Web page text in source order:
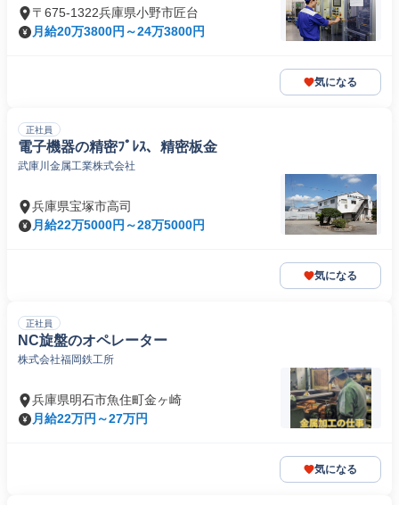
〒675-1322兵庫県小野市匠台
月給20万3800円～24万3800円
気になる
正社員
電子機器の精密ﾌﾟﾚｽ、精密板金
武庫川金属工業株式会社
兵庫県宝塚市高司
月給22万5000円～28万5000円
気になる
正社員
NC旋盤のオペレーター
株式会社福岡鉄工所
兵庫県明石市魚住町金ヶ崎
月給22万円～27万円
気になる